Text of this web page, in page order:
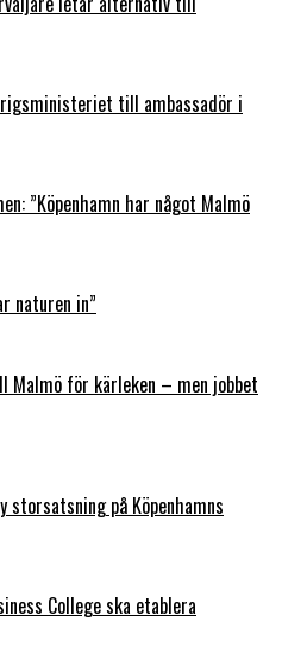
till ambassadör i
”Köpenhamn har något Malmö
naturen in”
Malmö för kärleken – men jobbet
storsatsning på Köpenhamns
College ska etablera